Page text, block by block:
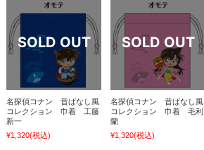
名探偵コナン 昔ばなし風
コレクション 巾着 工藤
新一
¥1,320(税込)
名探偵コナン 昔ばなし風
コレクション 巾着 毛利
蘭
¥1,320(税込)